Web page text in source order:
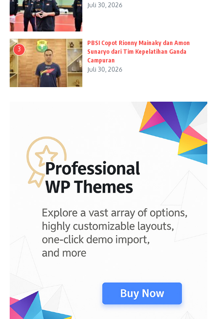
Juli 30, 2026
3
PBSI Copot Rionny Mainaky dan Amon
Sunaryo dari Tim Kepelatihan Ganda
Campuran
Juli 30, 2026